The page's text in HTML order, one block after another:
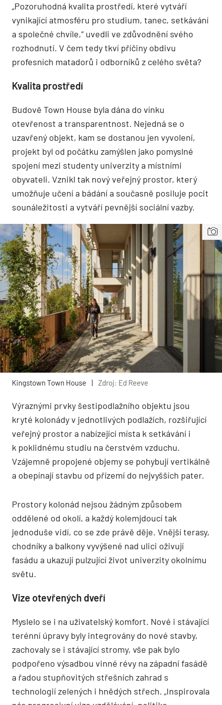
„Pozoruhodná kvalita prostředí, které vytváří
vynikající atmosféru pro studium, tanec, setkávání
a společné chvíle,“ uvedli ve zdůvodnění svého
rozhodnutí. V čem tedy tkví příčiny obdivu
profesních matadorů i odborníků z celého světa?
Kvalita prostředí
Budově Town House byla dána do vínku
otevřenost a transparentnost. Nejedná se o
uzavřený objekt, kam se dostanou jen vyvolení,
projekt byl od počátku zamýšlen jako pomyslné
spojení mezi studenty univerzity a místními
obyvateli. Vznikl tak nový veřejný prostor, který
umožňuje učení a bádání a současně posiluje pocit
sounáležitosti a vytváří pevnější sociální vazby.
Kingstown Town House | Zdroj: Ed Reeve
Výraznými prvky šestipodlažního objektu jsou
kryté kolonády v jednotlivých podlažích, rozšiřující
veřejný prostor a nabízející místa k setkávání i
k poklidnému studiu na čerstvém vzduchu.
Vzájemně propojené objemy se pohybují vertikálně
a obepínají stavbu od přízemí do nejvyšších pater.
Prostory kolonád nejsou žádným způsobem
oddělené od okolí, a každý kolemjdoucí tak
jednoduše vidí, co se zde právě děje. Vnější terasy,
chodníky a balkony vyvýšené nad ulici oživují
fasádu a ukazují pulzující život univerzity okolnímu
světu.
Vize otevřených dveří
Myslelo se i na uživatelský komfort. Nové i stávající
terénní úpravy byly integrovány do nové stavby,
zachovaly se i stávající stromy, vše pak bylo
podpořeno výsadbou vinné révy na západní fasádě
a řadou stupňovitých střešních zahrad s
technologií zelených i hnědých střech. „Inspirovala